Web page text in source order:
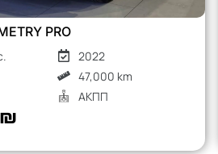
8 PRO
2023
52,000 km
АКПП
₪